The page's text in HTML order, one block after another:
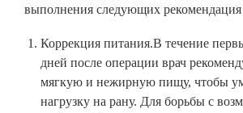
выполнения следующих рекомендация
Коррекция питания.В течение
дней после операции врач
мягкую и нежирную пищу, чтобы
нагрузку на рану. Для борьбы с